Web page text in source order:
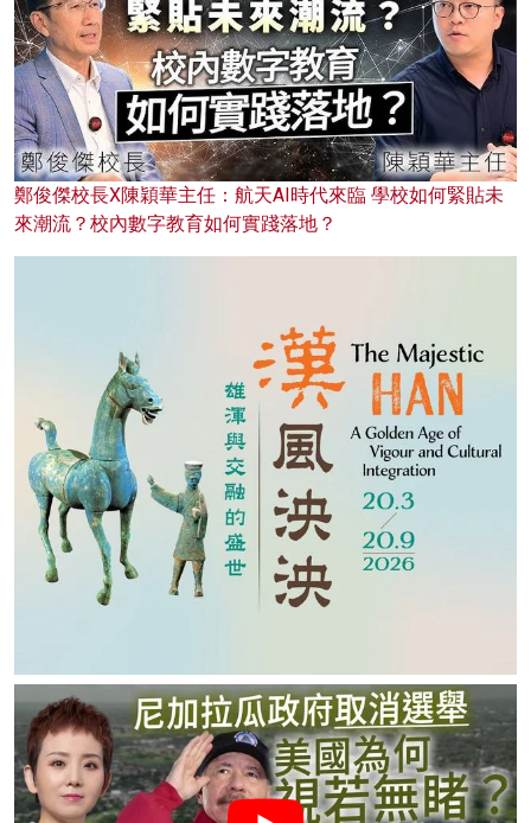
鄭俊傑校長X陳穎華主任：航天AI時代來臨 學校如何緊貼未
來潮流？校內數字教育如何實踐落地？